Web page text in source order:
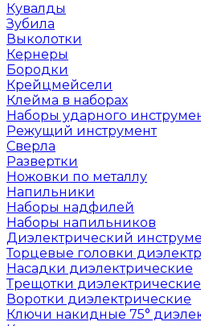
Кувалды
Зубила
Выколотки
Кернеры
Бородки
Крейцмейсели
Клейма в наборах
Наборы ударного
Режущий инструмент
Сверла
Развертки
Ножовки по металлу
Напильники
Наборы надфилей
Наборы напильников
Диэлектрический
Торцевые головки
Насадки диэлектрические
Трещотки диэлектрические
Воротки диэлектрические
Ключи накидные 75°